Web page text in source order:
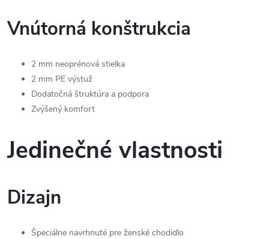
Vnútorná konštrukcia
2 mm neoprénová stielka
2 mm PE výstuž
Dodatočná štruktúra a podpora
Zvýšený komfort
Jedinečné vlastnosti
Dizajn
Špeciálne navrhnuté pre ženské chodidlo